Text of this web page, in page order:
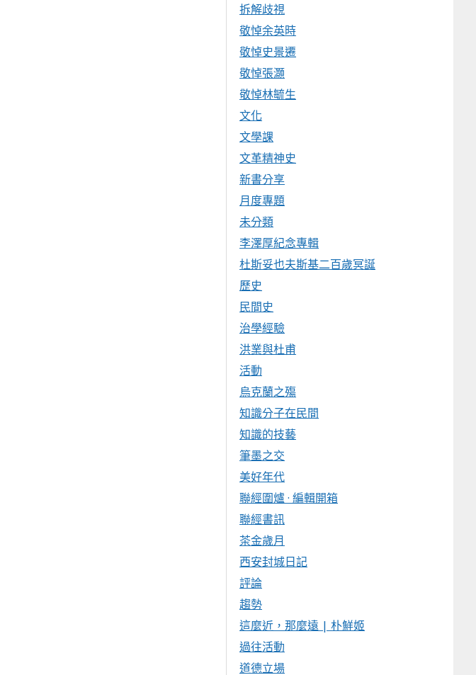
拆解歧視
敬悼余英時
敬悼史景遷
敬悼張灝
敬悼林毓生
文化
文學課
文革精神史
新書分享
月度專題
未分類
李澤厚紀念專輯
杜斯妥也夫斯基二百歲冥誕
歷史
民間史
治學經驗
洪業與杜甫
活動
烏克蘭之殤
知識分子在民間
知識的技藝
筆墨之交
美好年代
聯經圍爐 · 編輯開箱
聯經書訊
茶金歲月
西安封城日記
評論
趨勢
這麼近，那麼遠 | 朴鮮姬
過往活動
道德立場